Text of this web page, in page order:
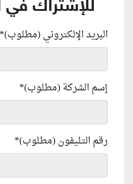
للإشتراك في
البريد الإلكتروني (مطلوب)*
إسم الشركة (مطلوب)*
رقم التليفون (مطلوب)*